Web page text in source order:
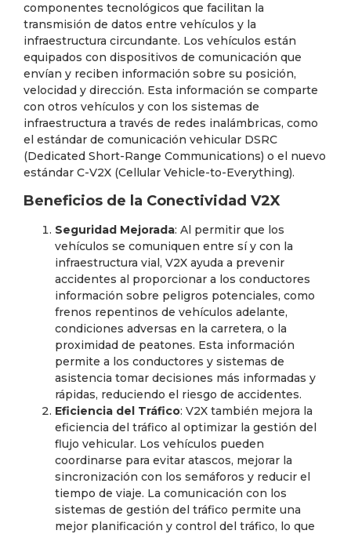
componentes tecnológicos que facilitan la
transmisión de datos entre vehículos y la
infraestructura circundante. Los vehículos están
equipados con dispositivos de comunicación que
envían y reciben información sobre su posición,
velocidad y dirección. Esta información se comparte
con otros vehículos y con los sistemas de
infraestructura a través de redes inalámbricas, como
el estándar de comunicación vehicular DSRC
(Dedicated Short-Range Communications) o el nuevo
estándar C-V2X (Cellular Vehicle-to-Everything).
Beneficios de la Conectividad V2X
Seguridad Mejorada: Al permitir que los
vehículos se comuniquen entre sí y con la
infraestructura vial, V2X ayuda a prevenir
accidentes al proporcionar a los conductores
información sobre peligros potenciales, como
frenos repentinos de vehículos adelante,
condiciones adversas en la carretera, o la
proximidad de peatones. Esta información
permite a los conductores y sistemas de
asistencia tomar decisiones más informadas y
rápidas, reduciendo el riesgo de accidentes.
Eficiencia del Tráfico: V2X también mejora la
eficiencia del tráfico al optimizar la gestión del
flujo vehicular. Los vehículos pueden
coordinarse para evitar atascos, mejorar la
sincronización con los semáforos y reducir el
tiempo de viaje. La comunicación con los
sistemas de gestión del tráfico permite una
mejor planificación y control del tráfico, lo que